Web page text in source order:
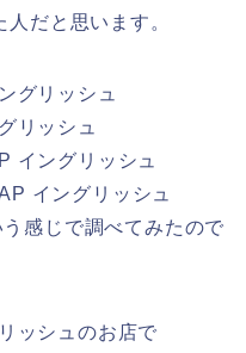
だと思います。
グリッシュ
リッシュ
ングリッシュ
イングリッシュ
感じで調べてみたので
ッシュのお店で